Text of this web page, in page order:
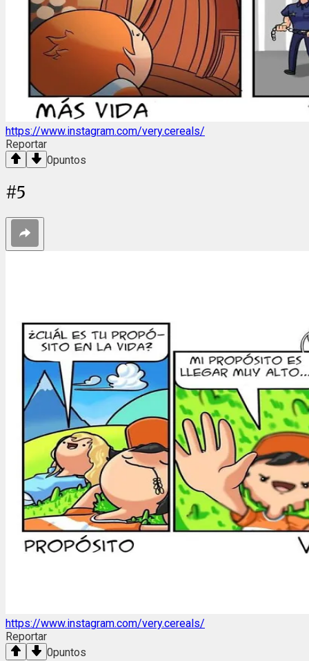
https://www.instagram.com/very.cereals/
Reportar
0puntos
#5
https://www.instagram.com/very.cereals/
Reportar
0puntos